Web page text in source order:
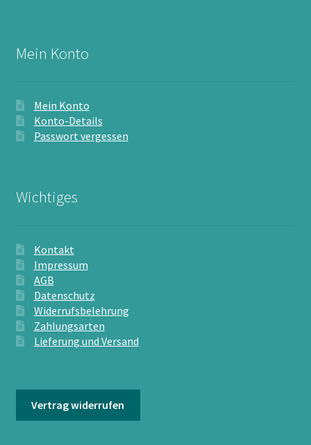
Mein Konto
Mein Konto
Konto-Details
Passwort vergessen
Wichtiges
Kontakt
Impressum
AGB
Datenschutz
Widerrufsbelehrung
Zahlungsarten
Lieferung und Versand
Vertrag widerrufen